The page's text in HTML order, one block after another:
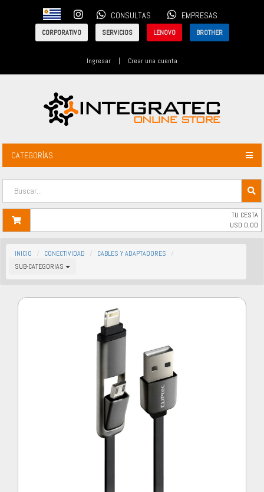
CONSULTAS EMPRESAS
CORPORATIVO SERVICIOS LENOVO BROTHER
Ingresar | Crear una cuenta
CATEGORÍAS
TU CESTA
USD 0,00
INICIO CONECTIVIDAD
CABLES Y ADAPTADORES
SUB-CATEGORIAS